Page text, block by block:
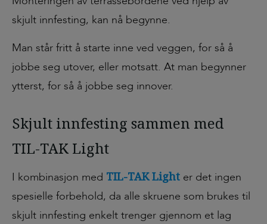
skjult innfesting, kan nå begynne.
Man står fritt å starte inne ved veggen, for så å
jobbe seg utover, eller motsatt. At man begynner
ytterst, for så å jobbe seg innover.
Skjult innfesting sammen med
TIL-TAK Light
I kombinasjon med TIL-TAK Light er det ingen
spesielle forbehold, da alle skruene som brukes til
skjult innfesting enkelt trenger gjennom et lag